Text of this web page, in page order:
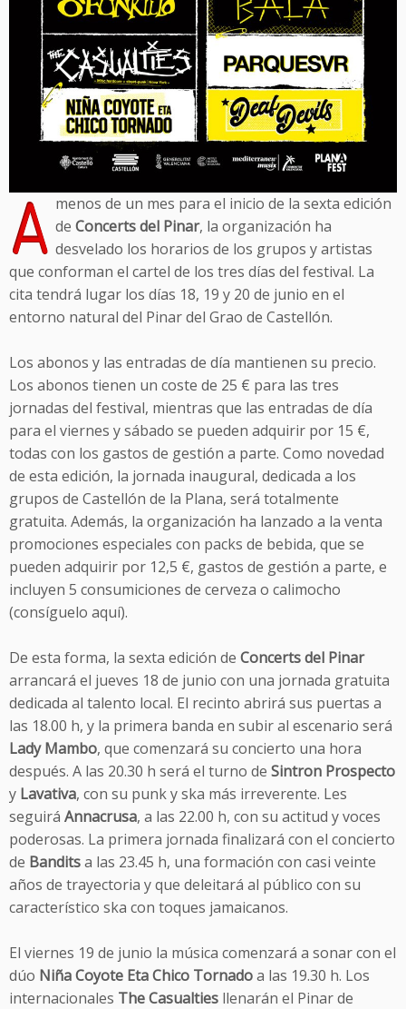
A menos de un mes para el inicio de la sexta edición
de Concerts del Pinar, la organización ha
desvelado los horarios de los grupos y artistas
que conforman el cartel de los tres días del festival. La
cita tendrá lugar los días 18, 19 y 20 de junio en el
entorno natural del Pinar del Grao de Castellón.
Los abonos y las entradas de día mantienen su precio.
Los abonos tienen un coste de 25 € para las tres
jornadas del festival, mientras que las entradas de día
para el viernes y sábado se pueden adquirir por 15 €,
todas con los gastos de gestión a parte. Como novedad
de esta edición, la jornada inaugural, dedicada a los
grupos de Castellón de la Plana, será totalmente
gratuita. Además, la organización ha lanzado a la venta
promociones especiales con packs de bebida, que se
pueden adquirir por 12,5 €, gastos de gestión a parte, e
incluyen 5 consumiciones de cerveza o calimocho
(consíguelo aquí).
De esta forma, la sexta edición de Concerts del Pinar
arrancará el jueves 18 de junio con una jornada gratuita
dedicada al talento local. El recinto abrirá sus puertas a
las 18.00 h, y la primera banda en subir al escenario será
Lady Mambo, que comenzará su concierto una hora
después. A las 20.30 h será el turno de Sintron Prospecto
y Lavativa, con su punk y ska más irreverente. Les
seguirá Annacrusa, a las 22.00 h, con su actitud y voces
poderosas. La primera jornada finalizará con el concierto
de Banditsa las 23.45 h, una formación con casi veinte
años de trayectoria y que deleitará al público con su
característico ska con toques jamaicanos.
El viernes 19 de junio la música comenzará a sonar con el
dúo Niña Coyote Eta Chico Tornadoa las 19.30 h. Los
internacionales The Casualties llenarán el Pinar de